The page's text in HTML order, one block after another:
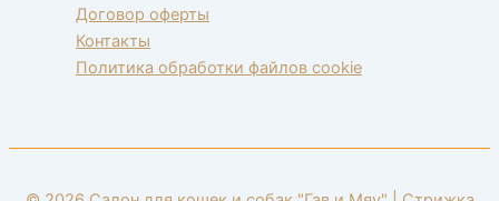
Договор оферты
Контакты
Политика обработки файлов cookie